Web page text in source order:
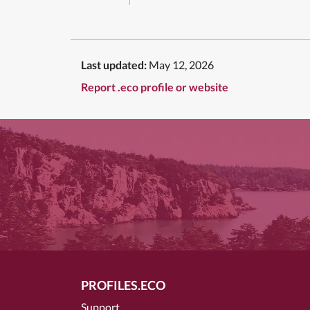
Last updated: May 12, 2026
Report .eco profile or website
PROFILES.ECO
Support